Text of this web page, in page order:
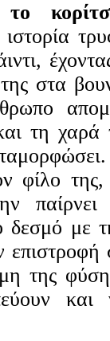
το
στα
τη χαρά
φίλο
δεσμό
της